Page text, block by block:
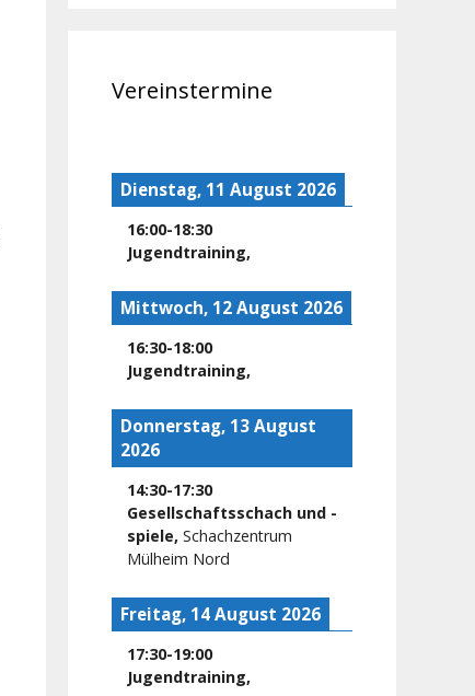
Vereinstermine
Dienstag, 11 August 2026
16:00-18:30
Jugendtraining,
Mittwoch, 12 August 2026
16:30-18:00
Jugendtraining,
Donnerstag, 13 August
2026
14:30-17:30
Gesellschaftsschach und -
spiele, Schachzentrum
Mülheim Nord
Freitag, 14 August 2026
17:30-19:00
Jugendtraining,